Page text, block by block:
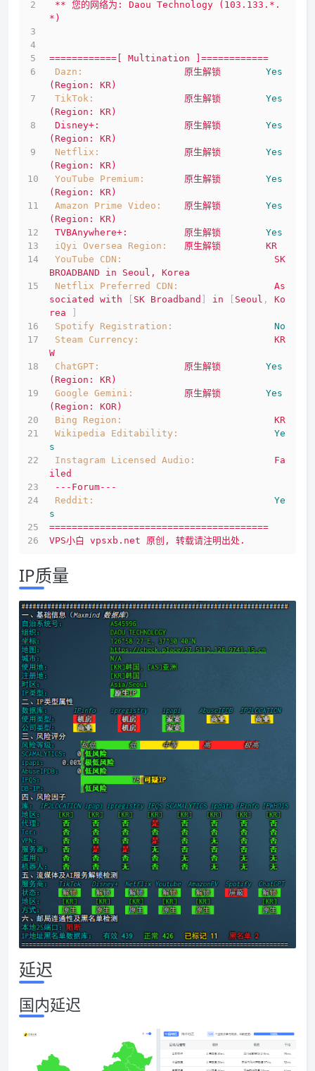
** 您的网络为: Daou Technology
(103.133.*.
*)
============[ Multination
]============
Dazn:
原生解锁
Yes
(Region:
KR)
TikTok:
原生解锁
Yes
(Region:
KR)
Disney+:
原生解锁
Yes
(Region:
KR)
Netflix:
原生解锁
Yes
(Region:
KR)
YouTube Premium:
原生解锁
Yes
(Region:
KR)
Amazon Prime Video:
原生解锁
Yes
(Region:
KR)
TVBAnywhere+:
原生解锁
Yes
iQyi Oversea Region:
原生解锁
KR
YouTube CDN:
SK
BROADBAND
in Seoul,
Korea
Netflix Preferred CDN:
As
sociated
with SK Broadband in Seoul , Ko
rea
Spotify Registration:
No
Steam Currency:
KR
W
ChatGPT:
原生解锁
Yes
(Region:
KR)
Google Gemini:
原生解锁
Yes
(Region:
KOR)
Bing Region:
KR
Wikipedia Editability:
Ye
s
Instagram Licensed Audio:
Fa
iled
---Forum---
Reddit:
Ye
s
=======================================
VPS小白 vpsxb.net 原创, 转载请注明出处.
IP质量
延迟
国内延迟